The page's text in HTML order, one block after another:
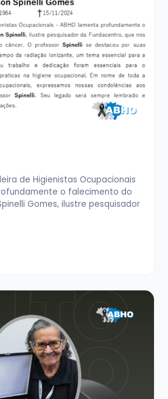
de Higienistas Ocupacionais
o falecimento do
Gomes, ilustre pesquisador